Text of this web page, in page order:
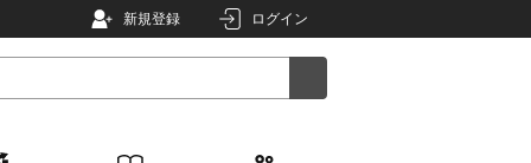
新規登録 ログイン